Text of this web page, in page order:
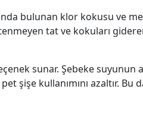
bulunan klor kokusu ve
tat ve kokuları
sunar. Şebeke suyunun
şişe kullanımını azaltır. Bu